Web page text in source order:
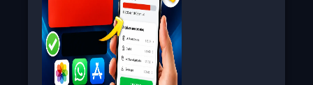
frontal, devido a um dreno entupido. Detectar
essas causas precocemente permite que
você resolva o problema e mantenha sua
geladeira funcionando de forma eficiente.